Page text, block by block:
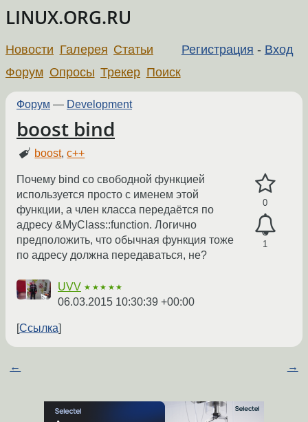
LINUX.ORG.RU
Регистрация - Вход
Новости Галерея Статьи
Форум Опросы Трекер Поиск
Форум — Development
boost bind
boost,c++
0
1
Почему bind со свободной функцией
используется просто с именем этой
функции, а член класса передаётся по
адресу &MyClass::function. Логично
предположить, что обычная функция тоже
по адресу должна передаваться, не?
UVV ★★★★★
06.03.2015 10:30:39 +00:00
Ссылка
← →